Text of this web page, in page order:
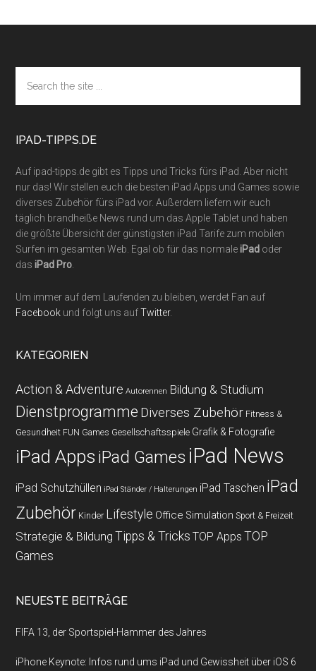
Footer
the
site
IPAD-TIPPS.DE
Auf ipad-tipps.de gibt es Tipps und Tricks fürs iPad. Aber nicht
nur das! Wir stellen euch die besten iPad Apps und Games sowie
diverses Zubehör fürs iPad vor. Außerdem liefern wir euch
täglich brandheiße News rund um das Apple Tablet und haben
die größte Übersicht der günstigsten iPad Tarife zum mobilen
Surfen im gesamten Web. Egal ob für das normaleiPad oder
dasiPad Pro
Um immer auf dem Laufenden zu bleiben, werdet Fan auf
Facebook und folgt uns aufTwitter.
KATEGORIEN
Action & Adventure Autorennen Bildung & Studium
Dienstprogramme Diverses Zubehör Fitness &
Gesundheit FUN Games Gesellschaftsspiele Grafik & Fotografie
iPad Apps iPad Games iPad News
iPad Schutzhüllen iPad Ständer / Halterungen iPad Taschen iPad
Zubehör Kinder Lifestyle Office Simulation Sport & Freizeit
Strategie & Bildung Tipps & Tricks TOP Apps TOP
Games
NEUESTE BEITRÄGE
FIFA 13, der Sportspiel-Hammer des Jahres
iPhone Keynote: Infos rund ums iPad und Gewissheit über iOS 6